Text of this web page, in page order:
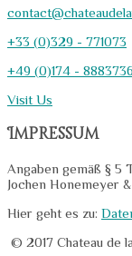
+33 (0)329 - 771073
+49 (0)174 - 8883736
Visit Us
Impressum
Angaben gemäß § 5
Jochen Honemeyer
Hier geht es zu:
© 2017 Chateau de